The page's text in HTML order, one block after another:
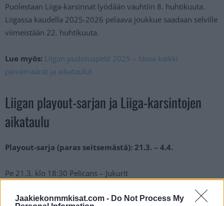
Jaakiekonmmkisat.com - Do Not Process My
Puolestaan Liiga-karsinnat lyödään vauhtiin 8. huhtikuuta.
Liigassa kaudella 2025-2026 pelaava joukkue saadaan selville
viimeistään 22. huhtikuuta.
Lue myös: Liigan pudotuspelit 2025 – tässä kaikki
päivämäärät ja aikataulut
Liigan playout-sarjan ja Liiga-karsintojen
aikataulu
Playout-sarja (paras seitsemästä): 21.3. – 4.4.
Pe 21.3. klo 18:30 Pelicans – Jukurit
Ti 25.3. klo 18:30 Pelicans – Jukurit